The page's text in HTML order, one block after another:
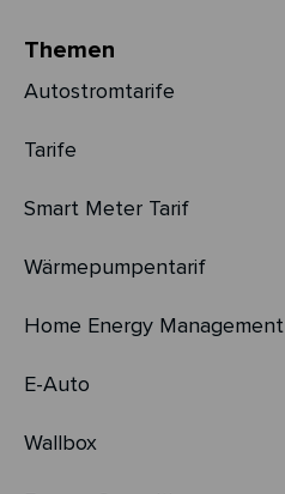
Themen
Autostromtarife
Tarife
Smart Meter Tarif
Wärmepumpentarif
Home Energy Management
E-Auto
Wallbox